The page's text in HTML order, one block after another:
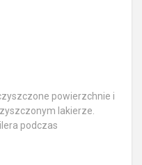
powierzchnie i
lakierze.
podczas